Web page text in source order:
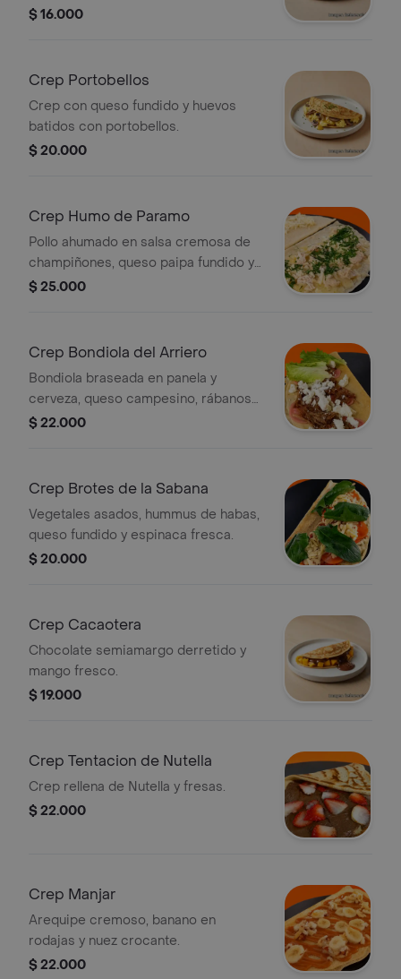
$ 16.000
Crep Portobellos
Crep con queso fundido y huevos
batidos con portobellos.
$ 20.000
Crep Humo de Paramo
Pollo ahumado en salsa cremosa de
champiñones, queso paipa fundido y
perejil fresco.
$ 25.000
Crep Bondiola del Arriero
Bondiola braseada en panela y
cerveza, queso campesino, rábanos
encurtidos y lechuga crespa fresca.
$ 22.000
Crep Brotes de la Sabana
Vegetales asados, hummus de habas,
queso fundido y espinaca fresca.
$ 20.000
Crep Cacaotera
Chocolate semiamargo derretido y
mango fresco.
$ 19.000
Crep Tentacion de Nutella
Crep rellena de Nutella y fresas.
$ 22.000
Crep Manjar
Arequipe cremoso, banano en
rodajas y nuez crocante.
$ 22.000